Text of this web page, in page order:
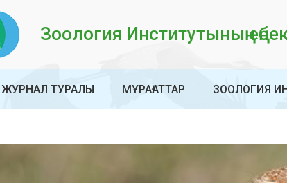
Зоология Институтының
ЖУРНАЛ ТУРАЛЫ МҰРАҒАТТАР ЗООЛОГИЯ